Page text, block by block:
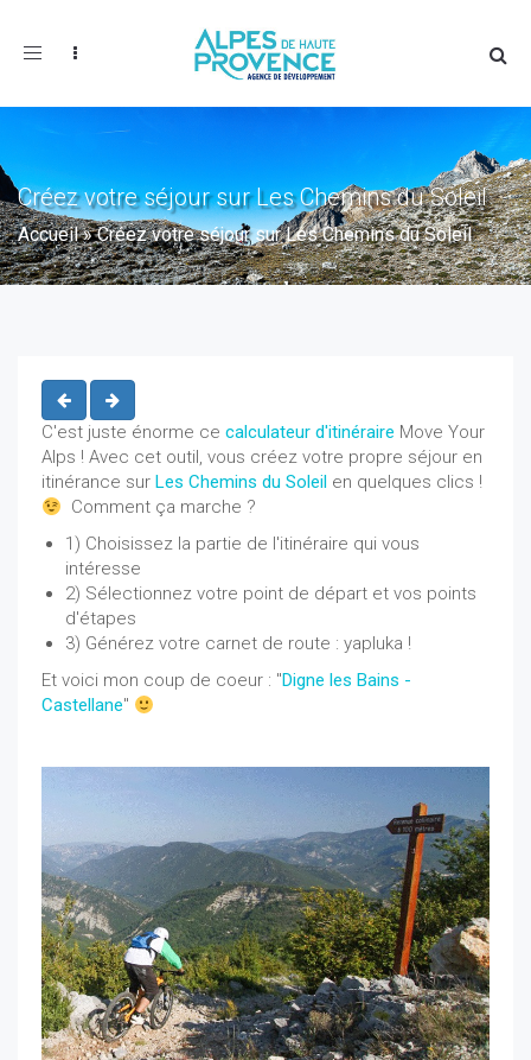
Toggle
Créez votre séjour sur Les Chemins du Soleil
Accueil»Créez votre séjour sur Les Chemins du Soleil
C'est juste énorme ce calculateur d'itinéraire Move Your
Alps ! Avec cet outil, vous créez votre propre séjour en
itinérance sur Les Chemins du Soleil en quelques clics !
Comment ça marche ?
1) Choisissez la partie de l'itinéraire qui vous
intéresse
2) Sélectionnez votre point de départ et vos points
d'étapes
3) Générez votre carnet de route : yapluka !
Et voici mon coup de coeur : "Digne les Bains -
Castellane"